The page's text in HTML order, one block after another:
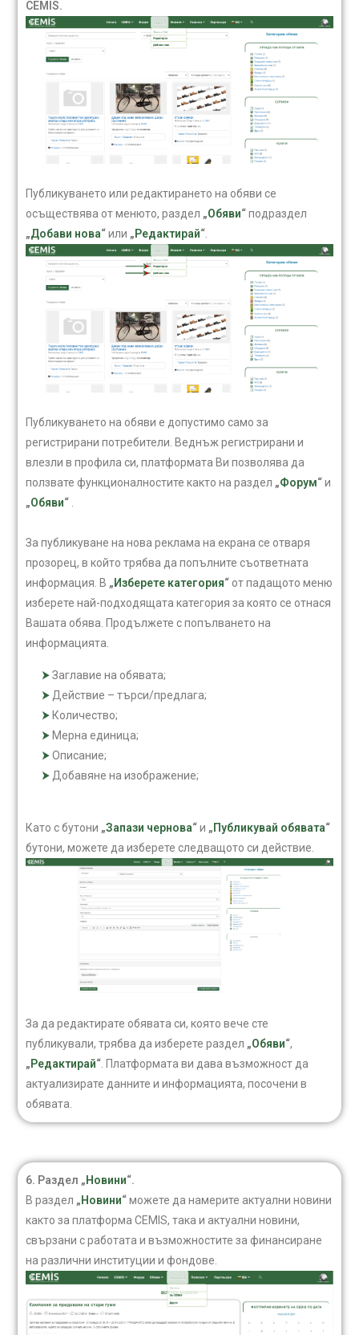
CEMIS.
Публикуването или редактирането на обяви се
осъществява от менюто, раздел „Обяви“подраздел
„Добави нова“или „Редактирай“.
Публикуването на обяви е допустимо само за
регистрирани потребители. Веднъж регистрирани и
влезли в профила си, платформата Ви позволява да
ползвате функционалностите както на раздел „Форум“и
„Обяви“
За публикуване на нова реклама на екрана се отваря
прозорец, в който трябва да попълните съответната
информация. В „Изберете категория“ от падащото меню
изберете най-подходящата категория за която се отнася
Вашата обява. Продължете с попълването на
информацията.
Заглавие на обявата;
Действие – търси/предлага;
Количество;
Мерна единица;
Описание;
Добавяне на изображение;
Като с бутони „Запази чернова“и „Публикувай обявата“
бутони, можете да изберете следващото си действие.
За да редактирате обявата си, която вече сте
публикували, трябва да изберете раздел „Обяви“,
„Редактирай“ . Платформата ви дава възможност да
актуализирате данните и информацията, посочени в
обявата.
6. Раздел „Новини“.
В раздел „Новини“можете да намерите актуални новини
както за платформа CEMIS, така и актуални новини,
свързани с работата и възможностите за финансиране
на различни институции и фондове.